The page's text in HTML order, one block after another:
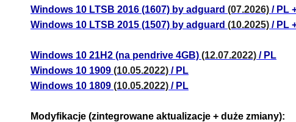
Windows 10 LTSB 2016 (1607) by adguard (07.2026) / PL
Windows 10 LTSB 2015 (1507) by adguard (10.2025) / PL
Windows 10 21H2 (na pendrive 4GB) (12.07.2022) / PL
Windows 10 1909 (10.05.2022) / PL
Windows 10 1809 (10.05.2022) / PL
Modyfikacje (zintegrowane aktualizacje + duże zmiany):